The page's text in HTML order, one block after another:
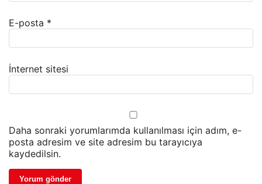
E-posta *
İnternet sitesi
Daha sonraki yorumlarımda kullanılması için adım, e-
posta adresim ve site adresim bu tarayıcıya
kaydedilsin.